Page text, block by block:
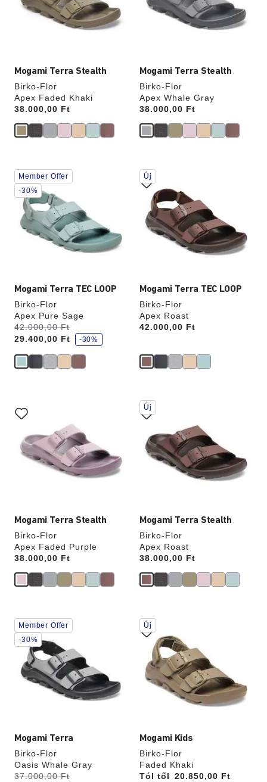
Mogami Terra Stealth
Birko-Flor
Apex Faded Khaki
Price:
38.000,00 Ft
termékképet
Mogami Terra Stealth
Birko-Flor
Apex Whale Gray
Price:
38.000,00 Ft
termékképet
Mogami Terra TEC LOOP
Birko-Flor
Apex Pure Sage
Volt:
42.000,00 Ft
most
29.400,00 Ft
k
e
d
e
m
-30%
A
színpalettával
való
interakció
frissíti
termékképet
Member Offer
-30%
Mogami Terra TEC LOOP
Birko-Flor
Apex Roast
Price:
42.000,00 Ft
A
színpalettával
való
interakció
frissíti
termékképet
Új
Mogami Terra Stealth
Birko-Flor
Apex Faded Purple
Price:
38.000,00 Ft
színpalettával
való
interakció
frissíti
termékképet
Mogami Terra Stealth
Birko-Flor
Apex Roast
Price:
38.000,00 Ft
A
színpalettával
való
interakció
frissíti
termékképet
Új
Mogami Terra
Birko-Flor
Oasis Whale Gray
Volt:
37.000,00 Ft
most
k
A
színpalettával
való
interakció
frissíti
termékképet
Member Offer
-30%
Mogami Kids
Birko-Flor
Faded Khaki
Tól től
Price: 20.850,00 Ft
A
színpalettával
való
interakció
frissíti
termékképet
Új